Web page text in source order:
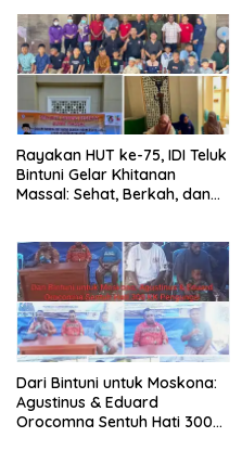
Rayakan HUT ke-75, IDI Teluk
Bintuni Gelar Khitanan
Massal: Sehat, Berkah, dan
Dari Bintuni untuk Moskona:
Agustinus & Eduard
Orocomna Sentuh Hati 300